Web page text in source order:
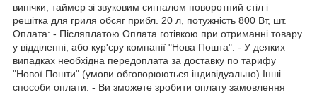
випічки, таймер зі звуковим сигналом поворотний стіл і
решітка для гриля обсяг прибл. 20 л, потужність 800 Вт, шт.
Оплата: - Післяплатою Оплата готівкою при отриманні товару
у відділенні, або кур'єру компанії "Нова Пошта". - У деяких
випадках необхідна передоплата за доставку по тарифу
"Нової Пошти" (умови обговорюються індивідуально) Інші
способи оплати: - Ви зможете зробити оплату замовлення